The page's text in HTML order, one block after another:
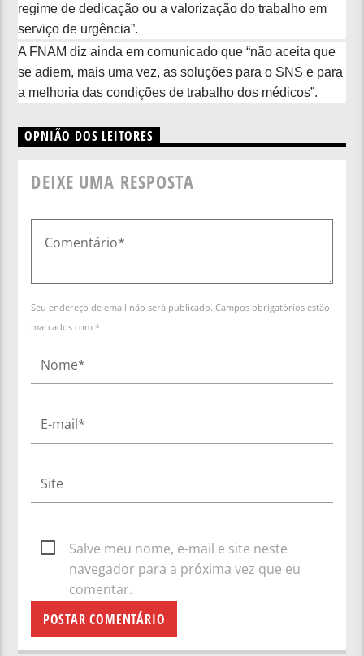
regime de dedicação ou a valorização do trabalho em
serviço de urgência”.
A FNAM diz ainda em comunicado que “não aceita que
se adiem, mais uma vez, as soluções para o SNS e para
a melhoria das condições de trabalho dos médicos”.
OPNIÃO DOS LEITORES
DEIXE UMA RESPOSTA
Seu endereço de email não será publicado. Campos obrigatórios estão
marcados com *
Salve meu nome, e-mail e site neste
navegador para a próxima vez que eu
comentar.